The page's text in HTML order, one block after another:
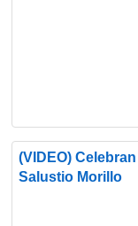
(VIDEO)
Salustio Morillo